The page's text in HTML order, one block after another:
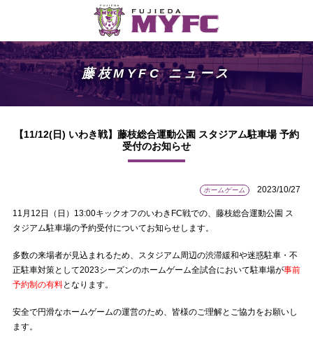
藤枝MYFC ニュース
【11/12(日) いわき戦】藤枝総合運動公園 スタジアム駐車場 予約
受付のお知らせ
ホームゲーム 2023/10/27
11月12日（日）13:00キックオフのいわきFC戦での、藤枝総合運動公園 ス
タジアム駐車場の予約受付についてお知らせします。
多数の来場者が見込まれるため、スタジアム周辺の渋滞緩和や迷惑駐車・不
正駐車対策として2023シーズンのホームゲーム全試合において駐車場が事前
予約制の有料となります。
安全で円滑なホームゲームの運営のため、皆様のご理解とご協力をお願いし
ます。